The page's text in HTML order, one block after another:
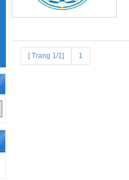
[ Trang 1/1] 1